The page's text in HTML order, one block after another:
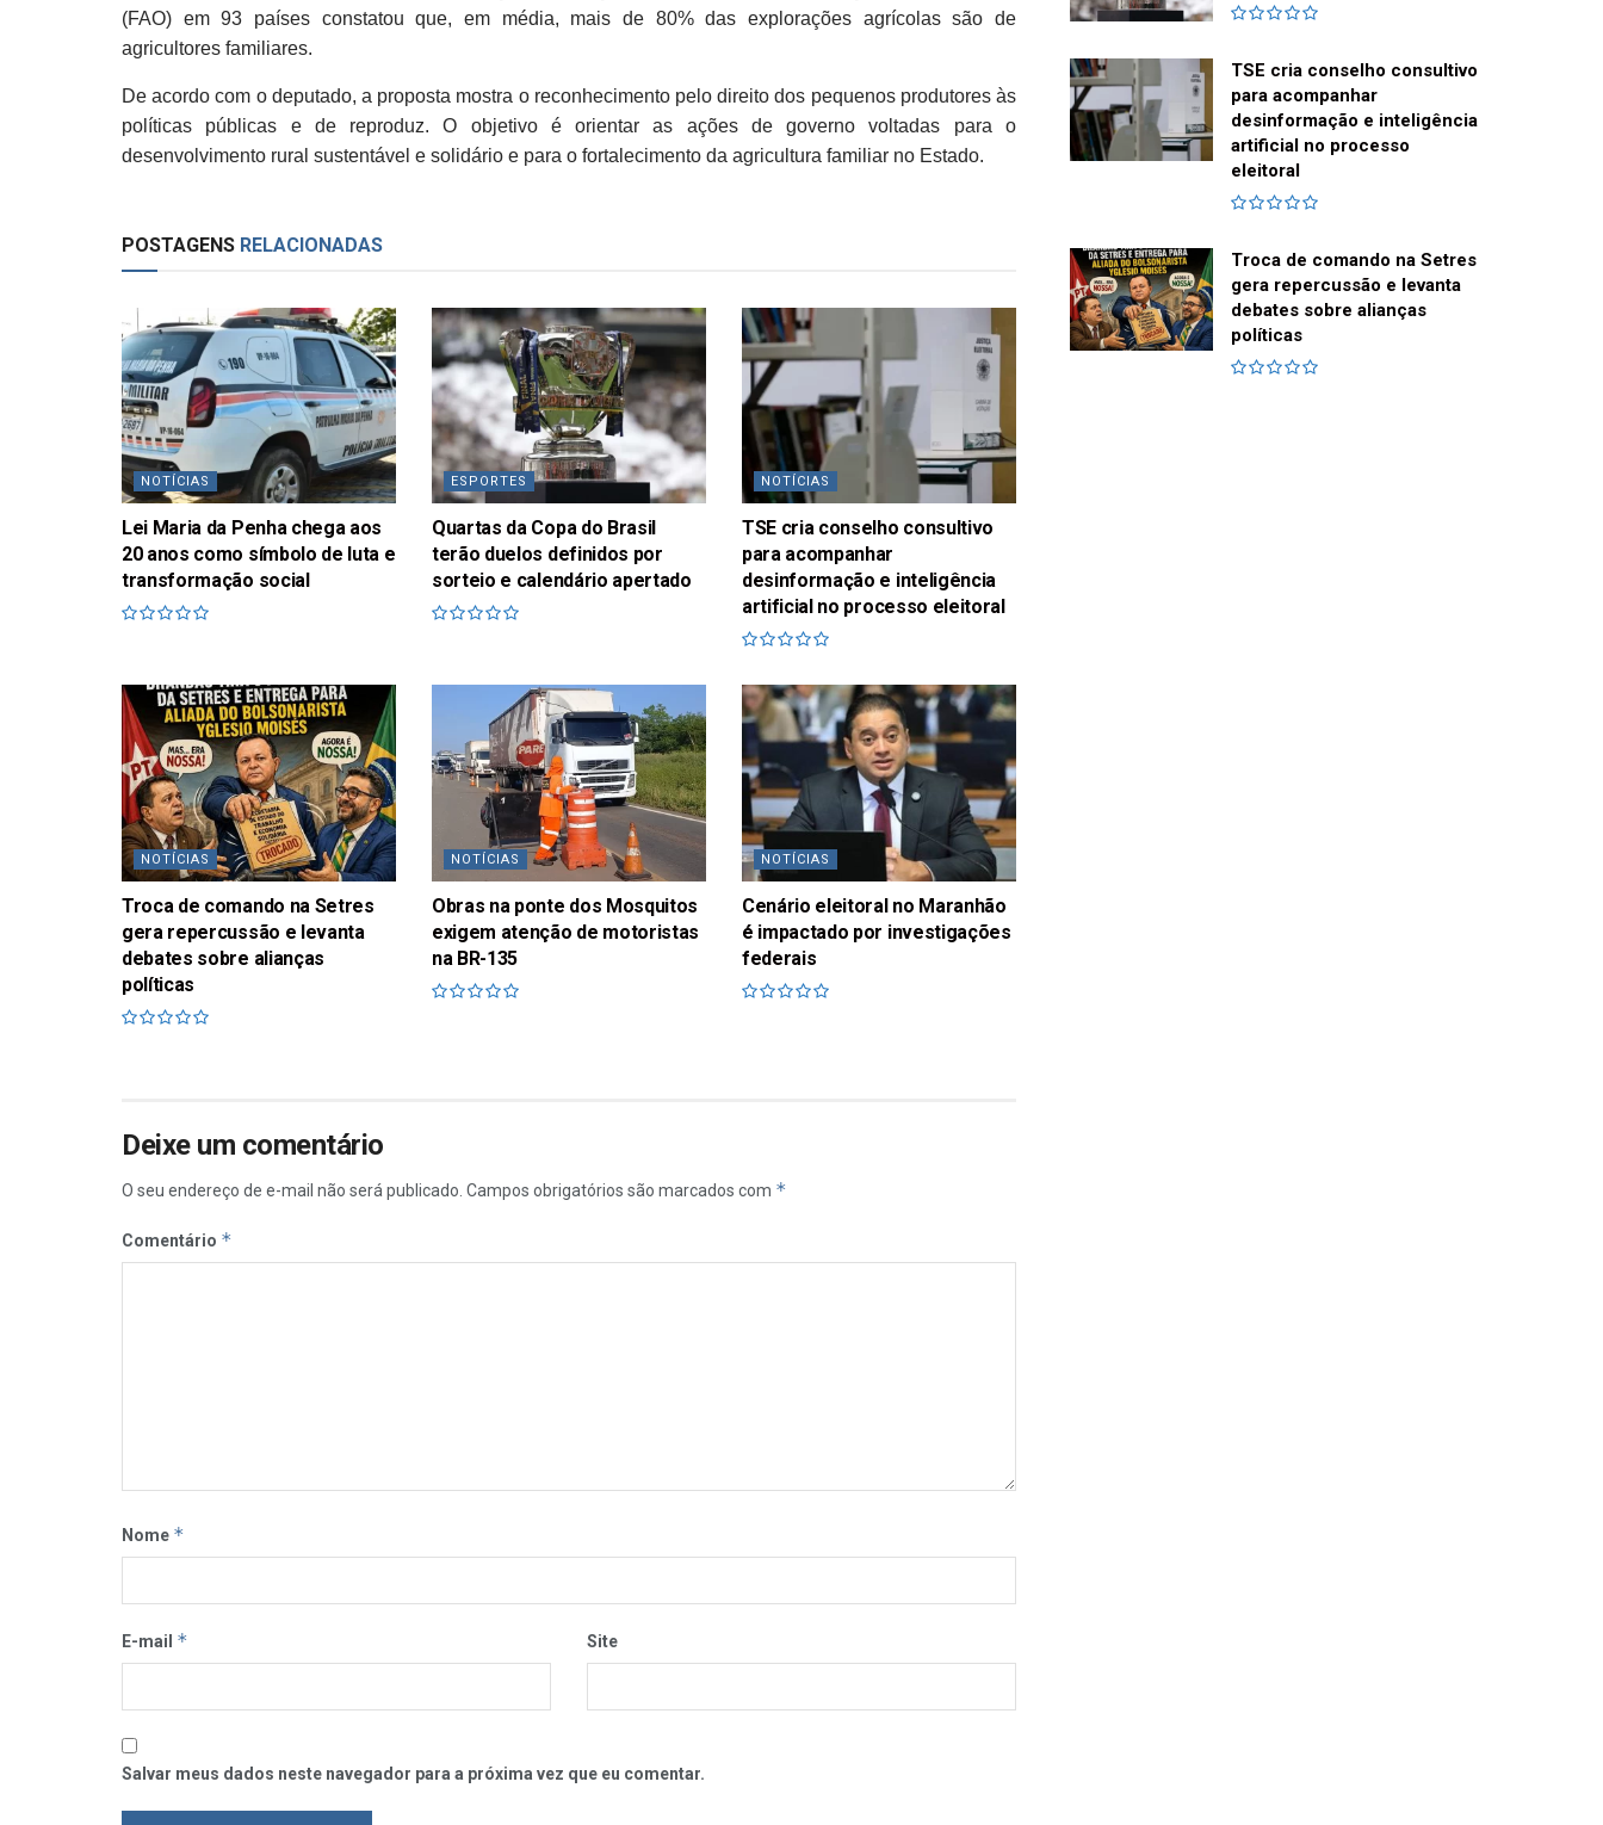
(FAO) em 93 países constatou que, em média, mais de 80% das explorações agrícolas são de
agricultores familiares.
De acordo com o deputado, a proposta mostra o reconhecimento pelo direito dos pequenos produtores às
políticas públicas e de reproduz. O objetivo é orientar as ações de governo voltadas para o
desenvolvimento rural sustentável e solidário e para o fortalecimento da agricultura familiar no Estado.
POSTAGENS RELACIONADAS
NOTÍCIAS
Lei Maria da Penha chega aos
20 anos como símbolo de luta e
transformação social
ESPORTES
Quartas da Copa do Brasil
terão duelos definidos por
sorteio e calendário apertado
NOTÍCIAS
TSE cria conselho consultivo
para acompanhar
desinformação e inteligência
artificial no processo eleitoral
NOTÍCIAS
Troca de comando na Setres
gera repercussão e levanta
debates sobre alianças
políticas
NOTÍCIAS
Obras na ponte dos Mosquitos
exigem atenção de motoristas
na BR-135
NOTÍCIAS
Cenário eleitoral no Maranhão
é impactado por investigações
federais
Deixe um comentário
O seu endereço de e-mail não será publicado. Campos obrigatórios são marcados com *
Comentário *
Nome *
E-mail * Site
Salvar meus dados neste navegador para a próxima vez que eu comentar.
TSE cria conselho consultivo
para acompanhar
desinformação e inteligência
artificial no processo
eleitoral
Troca de comando na Setres
gera repercussão e levanta
debates sobre alianças
políticas